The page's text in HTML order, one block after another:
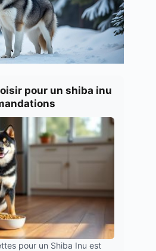
pour un shiba inu
pour un Shiba Inu est